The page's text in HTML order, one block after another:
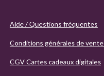
Aide / Questions fréquentes
Conditions générales de vente
CGV Cartes cadeaux digitales